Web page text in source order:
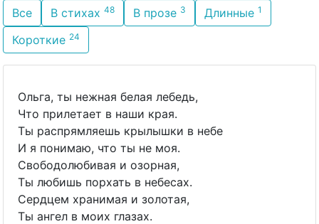
Все В стихах 48 В прозе 3 Длинные 1
Короткие 24
Ольга, ты нежная белая лебедь,
Что прилетает в наши края.
Ты распрямляешь крылышки в небе
И я понимаю, что ты не моя.
Свободолюбивая и озорная,
Ты любишь порхать в небесах.
Сердцем хранимая и золотая,
Ты ангел в моих глазах.